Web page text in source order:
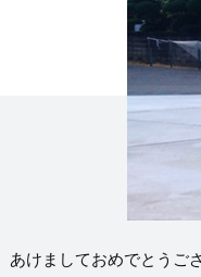
あけましておめでとうご